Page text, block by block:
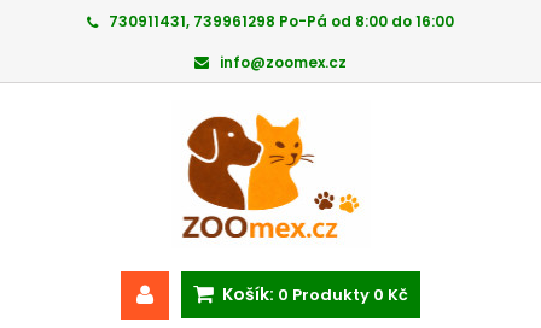
730911431, 739961298 Po-Pá od 8:00 do 16:00
info@zoomex.cz
Košík: 0 Produkty 0 Kč